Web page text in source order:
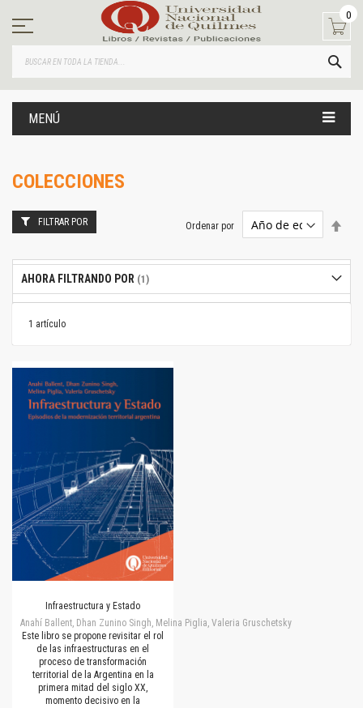
contenido
0
MENÚ
COLECCIONES
1 artículo
Ordenar por
Infraestructura y Estado
Anahí Ballent, Dhan Zunino Singh, Melina Piglia, Valeria Gruschetsky
Este libro se propone revisitar el rol
de las infraestructuras en el
proceso de transformación
territorial de la Argentina en la
primera mitad del siglo XX,
momento decisivo en la
FILTRAR POR
AHORA FILTRANDO POR